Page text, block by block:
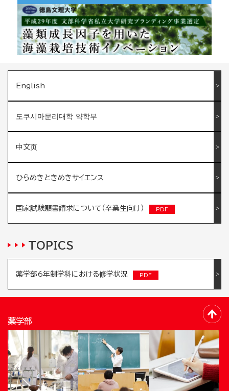
English
도쿠시마문리대학 약학부
中文页
ひらめきときめきサイエンス
国家試験願書請求について（卒業生向け）
TOPICS
薬学部6年制学科における修学状況
薬学部